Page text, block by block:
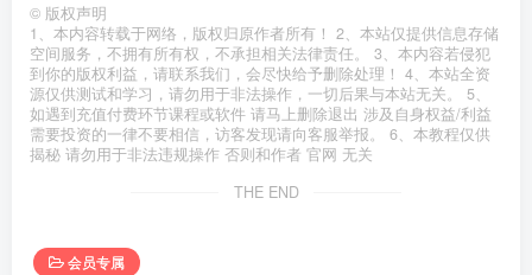
© 版权声明
1、本内容转载于网络，版权归原作者所有！ 2、本站仅提供信息存储
空间服务，不拥有所有权，不承担相关法律责任。 3、本内容若侵犯
到你的版权利益，请联系我们，会尽快给予删除处理！ 4、本站全资
源仅供测试和学习，请勿用于非法操作，一切后果与本站无关。 5、
如遇到充值付费环节课程或软件 请马上删除退出 涉及自身权益/利益
需要投资的一律不要相信，访客发现请向客服举报。 6、本教程仅供
揭秘 请勿用于非法违规操作 否则和作者 官网 无关
THE END
会员专属